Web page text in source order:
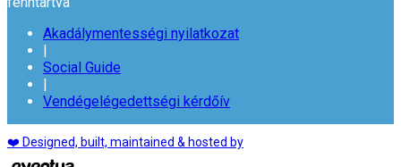
Akadálymentességi nyilatkozat
|
Social Guide
|
Vendégelégedettségi kérdőív
❤️ Designed, built, maintained & hosted by